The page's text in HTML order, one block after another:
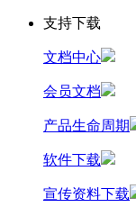
支持下载
文档中心
会员文档
产品生命周期
软件下载
宣传资料下载